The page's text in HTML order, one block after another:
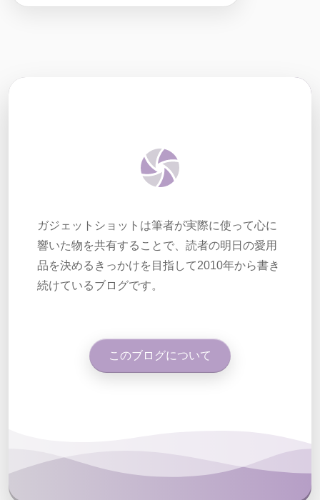
ガジェットショットは筆者が実際に使って心に
響いた物を共有することで、読者の明日の愛用
品を決めるきっかけを目指して2010年から書き
続けているブログです。
このブログについて